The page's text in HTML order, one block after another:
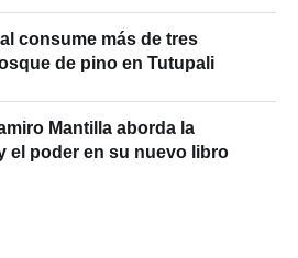
consume más de tres
de pino en Tutupali
Mantilla aborda la
el poder en su nuevo libro